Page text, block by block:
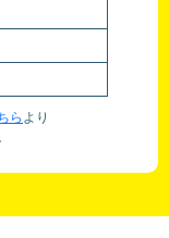
ら より